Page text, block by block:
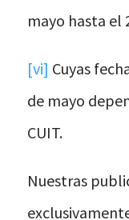
mayo hasta el
[vi] Cuyas
de mayo
CUIT.
Nuestras